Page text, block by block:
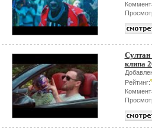
Султан
клипа
Рейтинг: